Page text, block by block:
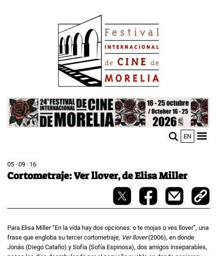
Image
EN
05 · 09 · 16
Cortometraje: Ver llover, de Elisa Miller
Para Elisa Miller “En la vida hay dos opciones: o te mojas o ves llover”, una
frase que engloba su tercer cortometraje, Ver llover(2006), en donde
Jonás (Diego Cataño) y Sofía (Sofía Espinosa), dos amigos inseparables,